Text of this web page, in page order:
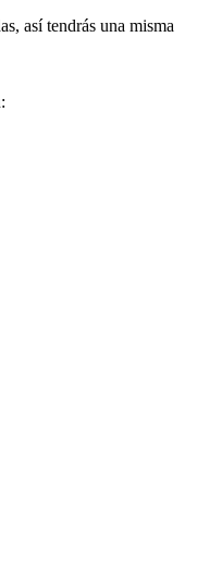
así tendrás una misma